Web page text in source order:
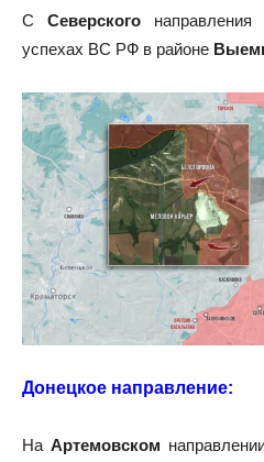
С Северского направления
успехах ВС РФ в районе
Донецкое направление:
На Артемовском